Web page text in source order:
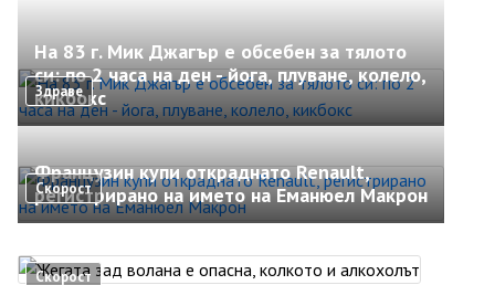
Здраве
На 83 г. Мик Джагър е обсебен за тялото
си: по 2 часа на ден - йога, плуване, колело,
кикбокс
Скорост
Французин купи откраднато Renault,
регистрирано на името на Еманюел Макрон
Скорост